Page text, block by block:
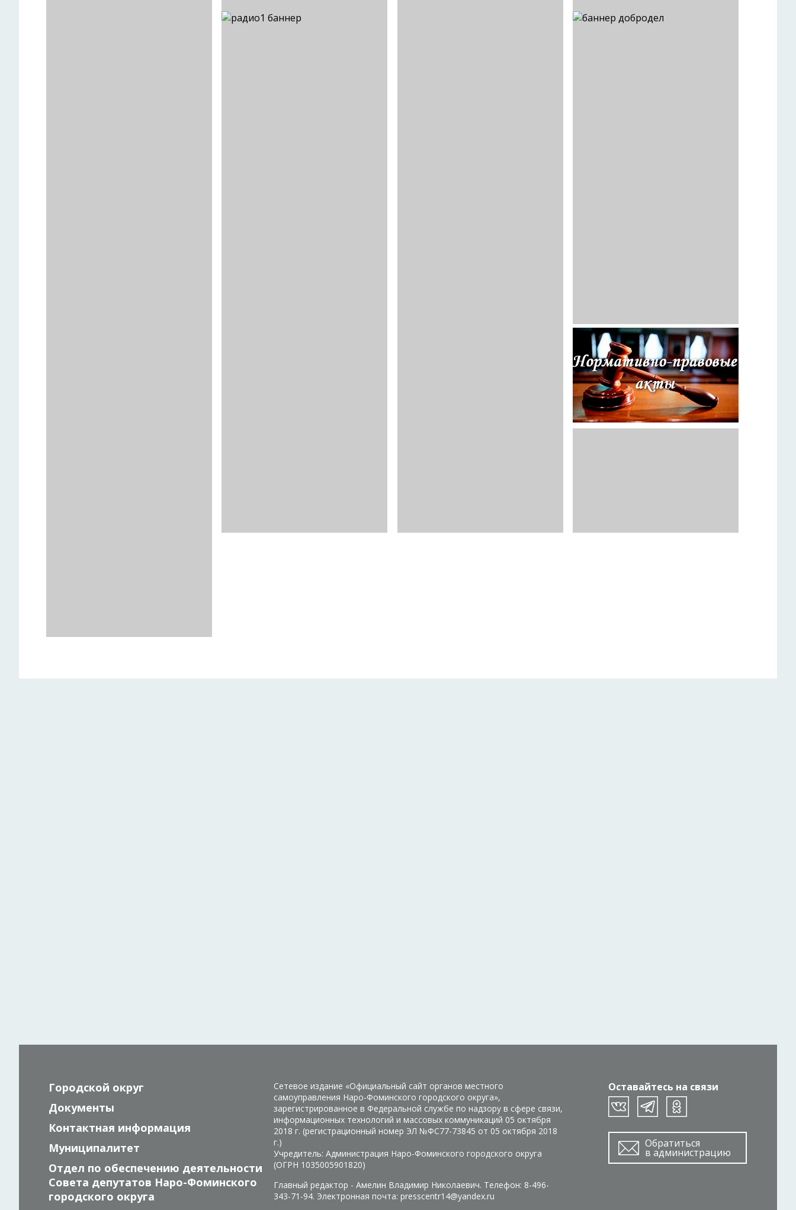
Оставайтесь на связи
Обратиться
в администрацию
Городской округ
Документы
Контактная информация
Муниципалитет
Отдел по обеспечению деятельности
Совета депутатов Наро-Фоминского
городского округа
Сетевое издание «Официальный сайт органов местного
самоуправления Наро-Фоминского городского округа»,
зарегистрированное в Федеральной службе по надзору в сфере связи,
информационных технологий и массовых коммуникаций 05 октября
2018 г. (регистрационный номер ЭЛ №ФС77-73845 от 05 октября 2018
г.)
Учредитель: Администрация Наро-Фоминского городского округа
(ОГРН 1035005901820)
Главный редактор - Амелин Владимир Николаевич. Телефон: 8-496-
343-71-94. Электронная почта: presscentr14@yandex.ru